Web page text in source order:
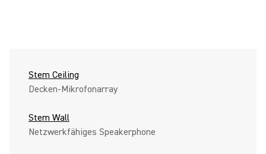
Stem Ceiling
Decken-Mikrofonarray
Stem Wall
Netzwerkfähiges Speakerphone